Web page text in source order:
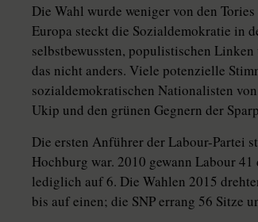
Die Wahl wurde weniger von den
Europa steckt die Sozialdemokratie in
selbstbewussten, populistischen
das nicht anders. Viele potenzielle
sozialdemokratischen Nationalisten
Ukip und den grünen Gegnern der
Die ersten Anführer der Labour-Partei
Hochburg war. 2010 gewann Labour
lediglich auf 6. Die Wahlen 2015
bis auf einen; die SNP errang 56 Sitze